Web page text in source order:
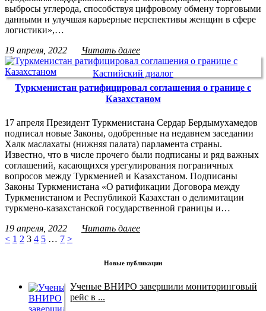
выбросы углерода, способствуя цифровому обмену торговыми
данными и улучшая карьерные перспективы женщин в сфере
логистики»,…
19 апреля, 2022
Читать далее
Каспийский диалог
Туркменистан ратифицировал соглашения о границе с
Казахстаном
17 апреля Президент Туркменистана Сердар Бердымухамедов
подписал новые Законы, одобренные на недавнем заседании
Халк маслахаты (нижняя палата) парламента страны.
Известно, что в числе прочего были подписаны и ряд важных
соглашений, касающихся урегулирования пограничных
вопросов между Туркменией и Казахстаном. Подписаны
Законы Туркменистана «О ратификации Договора между
Туркменистаном и Республикой Казахстан о делимитации
туркмено-казахстанской государственной границы и…
19 апреля, 2022
Читать далее
< 1 2 3 4 5 … 7 >
Новые публикации
Ученые ВНИРО завершили мониторинговый
рейс в ...